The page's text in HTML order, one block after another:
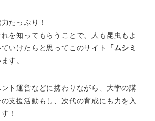
たっぷり！
を知ってもらうことで、人も昆虫もよ
いけたらと思ってこのサイト
「ムシミ
す。
ト運営などに携わりながら、大学の講
支援活動もし、次代の育成にも力を入
！